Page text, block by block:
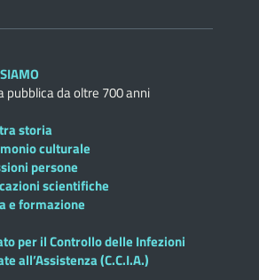
pubblica da oltre 700 anni
storia
culturale
persone
scientifiche
e formazione
per il Controllo delle Infezioni
all’Assistenza (C.C.I.A.)